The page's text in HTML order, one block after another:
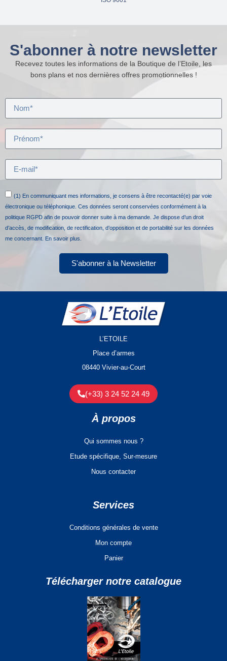
S'abonner à notre newsletter
Recevez toutes les informations de la Boutique de l’Etoile, les
bons plans et nos dernières offres promotionnelles !
(1) En communiquant mes informations, je consens à être recontacté(e) par voie
électronique ou téléphonique. Ces données seront conservées conformément à la
politique RGPD afin de pouvoir donner suite à ma demande. Je dispose d’un droit
d’accès, de modification, de rectification, d’opposition et de portabilité sur les données
me concernant. En savoir plus.
S'abonner à la Newsletter
L’ETOILE
Place d’armes
08440 Vivier-au-Court
(+33) 3 24 52 24 49
À propos
Qui sommes nous ?
Etude spécifique, Sur-mesure
Nous contacter
Services
Conditions générales de vente
Mon compte
Panier
Télécharger notre catalogue